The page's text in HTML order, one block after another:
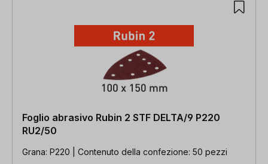
Foglio abrasivo Rubin 2 STF DELTA/9 P220
RU2/50
Grana: P220 | Contenuto della confezione: 50 pezzi